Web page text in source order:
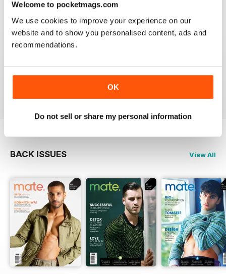
Welcome to pocketmags.com
We use cookies to improve your experience on our
website and to show you personalised content, ads and
recommendations.
OK
Do not sell or share my personal information
IDEAL FOR GERMAN SPEAKERS
enjoyed by non German speakers too
BACK ISSUES View All